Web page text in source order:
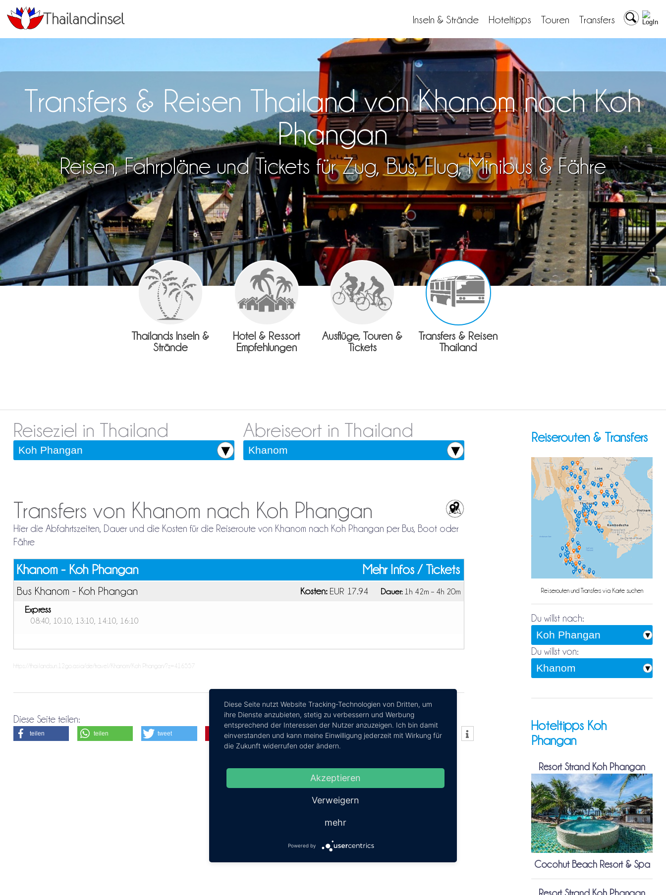
Transfers
Touren
Hoteltipps
Inseln & Strände
Transfers & Reisen Thailand von Khanom nach Koh
Phangan
Reisen, Fahrpläne und Tickets für Zug, Bus, Flug, Minibus & Fähre
Thailands Inseln &
Strände
Hotel & Ressort
Empfehlungen
Ausflüge, Touren &
Tickets
Transfers & Reisen
Thailand
Reiseziel in Thailand Abreiseort in Thailand
Transfers von Khanom nach Koh Phangan
Hier die Abfahrtszeiten, Dauer und die Kosten für die Reiseroute von Khanom nach Koh Phangan per Bus, Boot oder
Fähre
Khanom - Koh Phangan Mehr Infos / Tickets
Bus Khanom - Koh Phangan Kosten:EUR 17.94 Dauer:1h 42m – 4h 20m
Express
08:40, 10:10, 13:10, 14:10, 16:10
https://thailandsun.12go.asia/de/travel/Khanom/Koh Phangan/?z=416557
Diese Seite teilen:
teilen teilen tweet pin it teilen mitteilen teilen
Reiserouten & Transfers
Reiserouten und Transfers via Karte suchen
Du willst nach:
Du willst von:
Hoteltipps Koh
Phangan
Resort Strand Koh Phangan
Cocohut Beach Resort & Spa
Resort Strand Koh Phangan
Diese Seite nutzt Website Tracking-Technologien von Dritten, um
ihre Dienste anzubieten, stetig zu verbessern und Werbung
entsprechend der Interessen der Nutzer anzuzeigen. Ich bin damit
einverstanden und kann meine Einwilligung jederzeit mit Wirkung für
die Zukunft widerrufen oder ändern.
Akzeptieren
Verweigern
mehr
Powered by